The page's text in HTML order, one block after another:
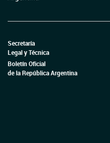
Secretaría
Legal y Técnica
Boletín Oficial
de la República Argentina